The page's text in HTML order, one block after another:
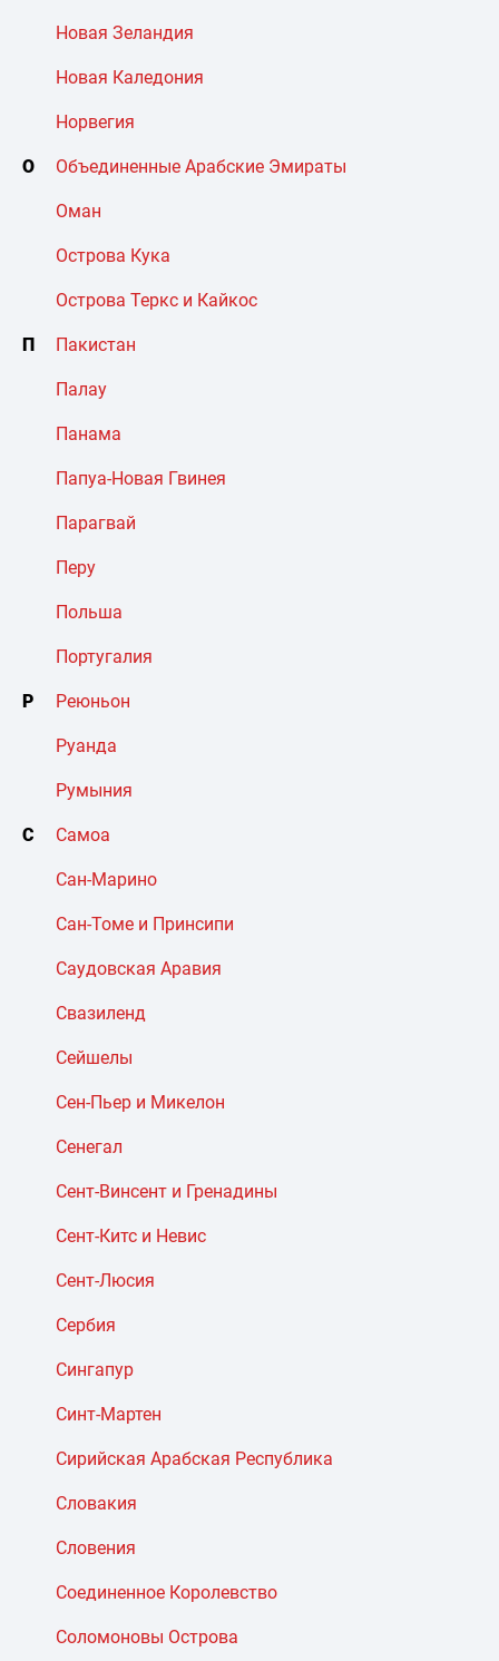
Новая Зеландия
Новая Каледония
Норвегия
О Объединенные Арабские Эмираты
Оман
Острова Кука
Острова Теркс и Кайкос
П Пакистан
Палау
Панама
Папуа-Новая Гвинея
Парагвай
Перу
Польша
Португалия
Р Реюньон
Руанда
Румыния
С Самоа
Сан-Марино
Сан-Томе и Принсипи
Саудовская Аравия
Свазиленд
Сейшелы
Сен-Пьер и Микелон
Сенегал
Сент-Винсент и Гренадины
Сент-Китс и Невис
Сент-Люсия
Сербия
Сингапур
Синт-Мартен
Сирийская Арабская Республика
Словакия
Словения
Соединенное Королевство
Соломоновы Острова